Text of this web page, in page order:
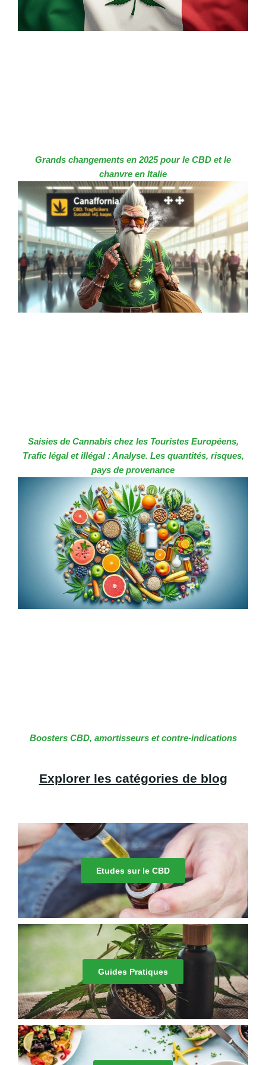
Grands changements en 2025 pour le CBD et le
chanvre en Italie
Saisies de Cannabis chez les Touristes Européens,
Trafic légal et illégal : Analyse. Les quantités, risques,
pays de provenance
Boosters CBD, amortisseurs et contre-indications
Explorer les catégories de blog
Etudes sur le CBD
Guides Pratiques